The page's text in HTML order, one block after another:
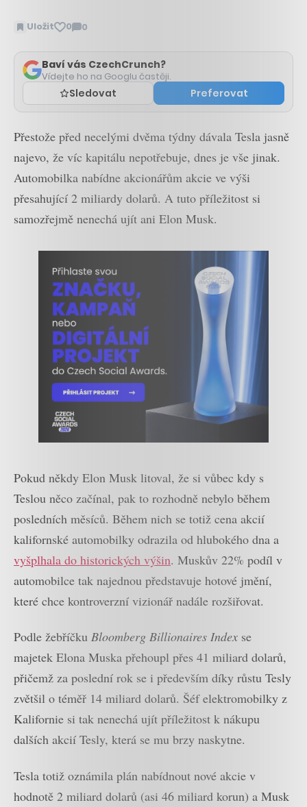
Uložit 0 0
Zobrazit
Baví vás CzechCrunch?
Vídejte ho na Googlu častěji.
Sledovat Preferovat
Přestože před necelými dvěma týdny dávala Tesla jasně
najevo, že víc kapitálu nepotřebuje, dnes je vše jinak.
Automobilka nabídne akcionářům akcie ve výši
přesahující 2 miliardy dolarů. A tuto příležitost si
samozřejmě nenechá ujít ani Elon Musk.
Pokud někdy Elon Musk litoval, že si vůbec kdy s
Teslou něco začínal, pak to rozhodně nebylo během
posledních měsíců. Během nich se totiž cena akcií
kalifornské automobilky odrazila od hlubokého dna a
vyšplhala do historických výšin. Muskův 22% podíl v
automobilce tak najednou představuje hotové jmění,
které chce kontroverzní vizionář nadále rozšiřovat.
Podle žebříčku Bloomberg Billionaires Index se
majetek Elona Muska přehoupl přes 41 miliard dolarů,
přičemž za poslední rok se i především díky růstu Tesly
zvětšil o téměř 14 miliard dolarů. Šéf elektromobilky z
Kalifornie si tak nenechá ujít příležitost k nákupu
dalších akcií Tesly, která se mu brzy naskytne.
Tesla totiž oznámila plán nabídnout nové akcie v
hodnotě 2 miliard dolarů (asi 46 miliard korun) a Musk